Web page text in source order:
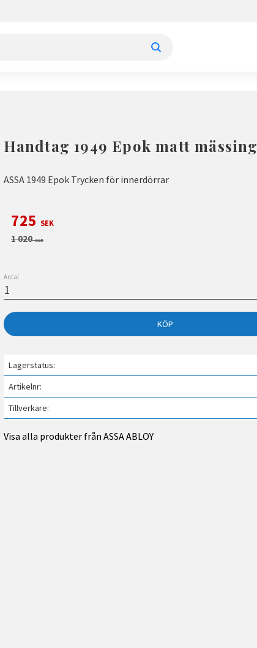
Handtag 1949 Epok matt mässing
ASSA 1949 Epok Trycken för innerdörrar
Nedsatt pris:
725 SEK
Ordinarie pris:
1 020SEK
Antal
KÖP
Lagerstatus
Artikelnr
Tillverkare
Visa alla produkter från ASSA ABLOY